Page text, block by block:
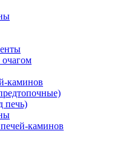
каминов
печь)
каминов